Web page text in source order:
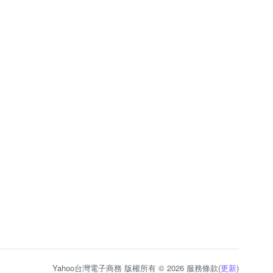
Yahoo台灣電子商務 版權所有 © 2026 服務條款(更新)